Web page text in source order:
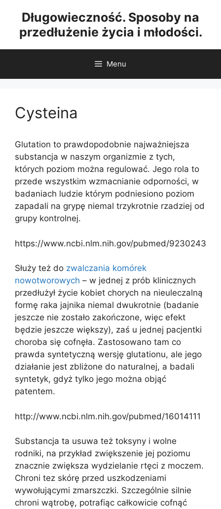
treści
Długowieczność. Sposoby na
przedłużenie życia i młodości.
Menu
Cysteina
Glutation to prawdopodobnie najważniejsza
substancja w naszym organizmie z tych,
których poziom można regulować. Jego rola to
przede wszystkim wzmacnianie odporności, w
badaniach ludzie którym podniesiono poziom
zapadali na grypę niemal trzykrotnie rzadziej od
grupy kontrolnej.
https://www.ncbi.nlm.nih.gov/pubmed/9230243
Służy też do zwalczania komórek
nowotworowych – w jednej z prób klinicznych
przedłużył życie kobiet chorych na nieuleczalną
formę raka jajnika niemal dwukrotnie (badanie
jeszcze nie zostało zakończone, więc efekt
będzie jeszcze większy), zaś u jednej pacjentki
choroba się cofnęła. Zastosowano tam co
prawda syntetyczną wersję glutationu, ale jego
działanie jest zbliżone do naturalnej, a badali
syntetyk, gdyż tylko jego można objąć
patentem.
http://www.ncbi.nlm.nih.gov/pubmed/16014111
Substancja ta usuwa też toksyny i wolne
rodniki, na przykład zwiększenie jej poziomu
znacznie zwiększa wydzielanie rtęci z moczem.
Chroni tez skórę przed uszkodzeniami
wywołującymi zmarszczki. Szczególnie silnie
chroni wątrobę, potrafiąc całkowicie cofnąć